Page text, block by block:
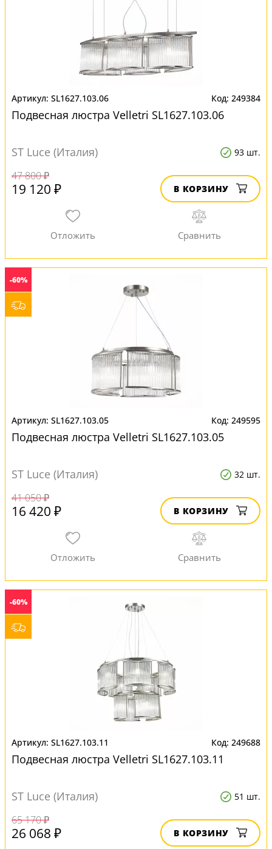
SL1627.103.06 249384
Подвесная люстра Velletri SL1627.103.06
ST Luce (Италия) 93 шт.
47 800 ₽
19 120 ₽ В КОРЗИНУ
-60%
SL1627.103.05 249595
Подвесная люстра Velletri SL1627.103.05
ST Luce (Италия) 32 шт.
41 050 ₽
16 420 ₽ В КОРЗИНУ
-60%
SL1627.103.11 249688
Подвесная люстра Velletri SL1627.103.11
ST Luce (Италия) 51 шт.
65 170 ₽
26 068 ₽ В КОРЗИНУ